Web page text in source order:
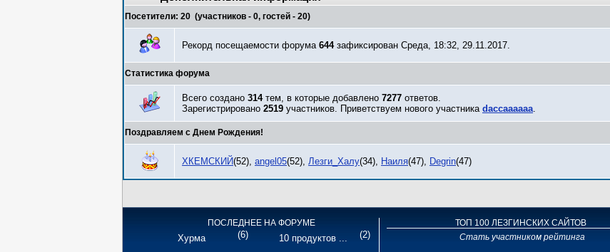
Посетители: 20 (участников - 0, гостей - 20)
Рекорд посещаемости форума 644зафиксирован Среда, 18:32, 29.11.2017.
Статистика форума
Всего создано 314тем, в которые добавлено 7277 ответов.
Зарегистрировано 2519 участников. Приветствуем нового участника daccaaaaaa.
Поздравляем с Днем Рождения!
ХКЕМСКИЙ(52), angel05(52), Лезги_Халу(34), Наиля(47), Degrin(47)
ПОСЛЕДНЕЕ НА ФОРУМЕ
(6)
Хурма (2)
10 продуктов ...
ТОП 100 ЛЕЗГИНСКИХ САЙТОВ
Стать участником рейтинга